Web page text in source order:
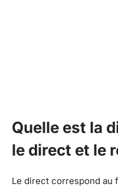
Quelle est la
le direct et le
Le direct correspond au